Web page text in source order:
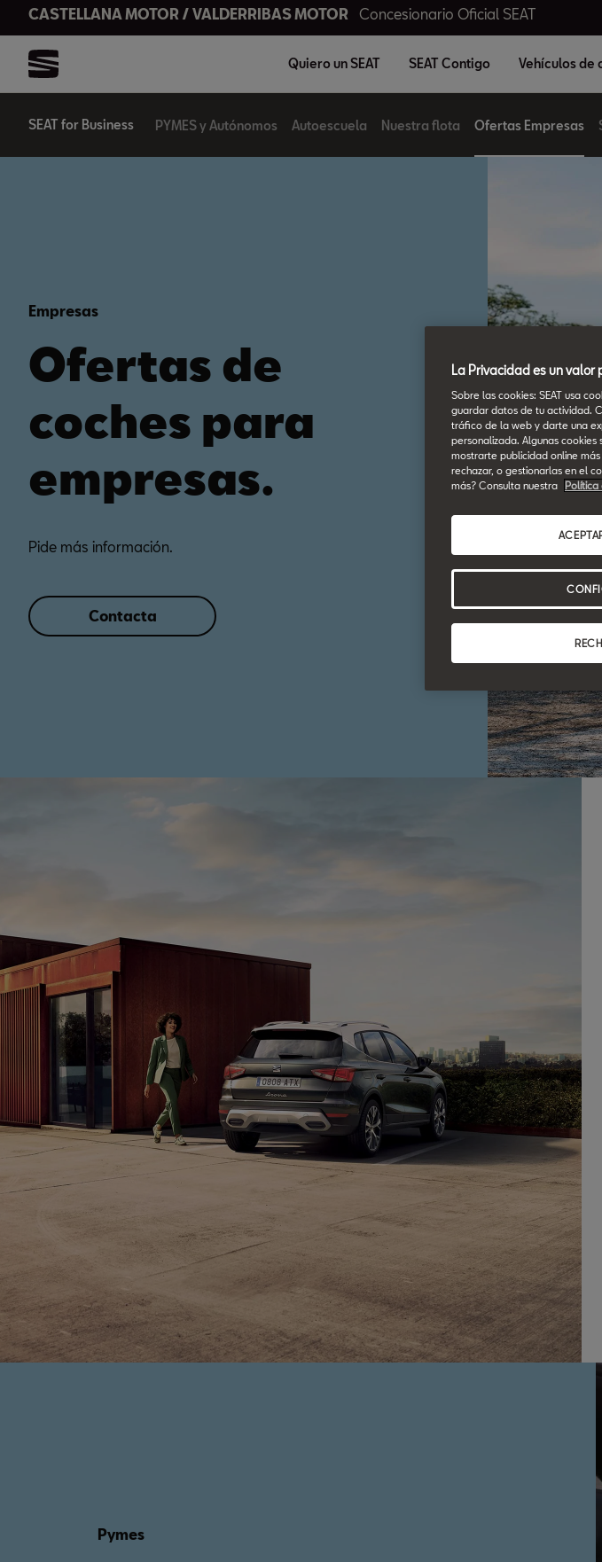
CASTELLANA MOTOR / VALDERRIBAS MOTOR Concesionario Oficial SEAT
Quiero un SEAT SEAT Contigo Vehículos de
SEAT for Business PYMES y Autónomos Autoescuela Nuestra flota Ofertas Empresas
Empresas
Ofertas de
coches para
empresas.
Pide más información.
Contacta
Pymes
La Privacidad es un valor
Sobre las cookies: SEAT usa
guardar datos de tu actividad.
tráfico de la web y darte una
personalizada. Algunas
mostrarte publicidad online
rechazar, o gestionarlas en el
más? Consulta nuestra
Política